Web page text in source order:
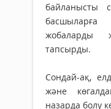
байланысты
басшыларға
жобаларды
тапсырды.
Сондай-ақ,
және
назарда болу